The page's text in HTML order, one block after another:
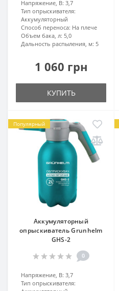
Напряжение, В: 3,7
Тип опрыскивателя:
Аккумуляторный
Способ переноса: На плече
Объем бака, л: 5,0
Дальность распыления, м: 5
1 060 грн
КУПИТЬ
Популярный
Аккумуляторный
опрыскиватель Grunhelm
GHS-2
0
Напряжение, В: 3,7
Тип опрыскивателя: